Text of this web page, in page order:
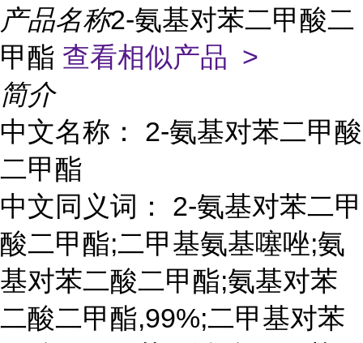
产品名称2-氨基对苯二甲酸二
甲酯 查看相似产品 >
简介
中文名称： 2-氨基对苯二甲酸
二甲酯
中文同义词： 2-氨基对苯二甲
酸二甲酯;二甲基氨基噻唑;氨
基对苯二酸二甲酯;氨基对苯
二酸二甲酯,99%;二甲基对苯